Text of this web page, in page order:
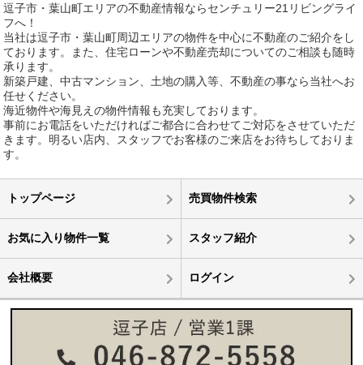
逗子市・葉山町エリアの不動産情報ならセンチュリー21リビングライ
フへ！
当社は逗子市・葉山町周辺エリアの物件を中心に不動産のご紹介をし
ております。また、住宅ローンや不動産売却についてのご相談も随時
承ります。
新築戸建、中古マンション、土地の購入等、不動産の事なら当社へお
任せください。
海近物件や海見えの物件情報も充実しております。
事前にお電話をいただければご都合に合わせてご対応をさせていただ
きます。明るい店内、スタッフでお客様のご来店をお待ちしておりま
す。
トップページ 売買物件検索
お気に入り物件一覧 スタッフ紹介
会社概要 ログイン